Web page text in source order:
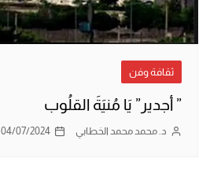
ثقافة وفن
” أجدير” يَا مُنيَةَ القلُوب
د. محمد محمد الخطابي 04/07/2024